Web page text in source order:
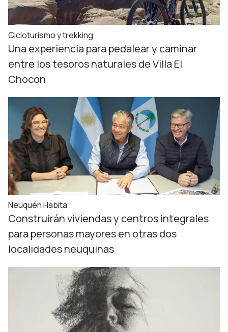
Cicloturismo y trekking
Una experiencia para pedalear y caminar
entre los tesoros naturales de Villa El
Chocón
Neuquén Habita
Construirán viviendas y centros integrales
para personas mayores en otras dos
localidades neuquinas